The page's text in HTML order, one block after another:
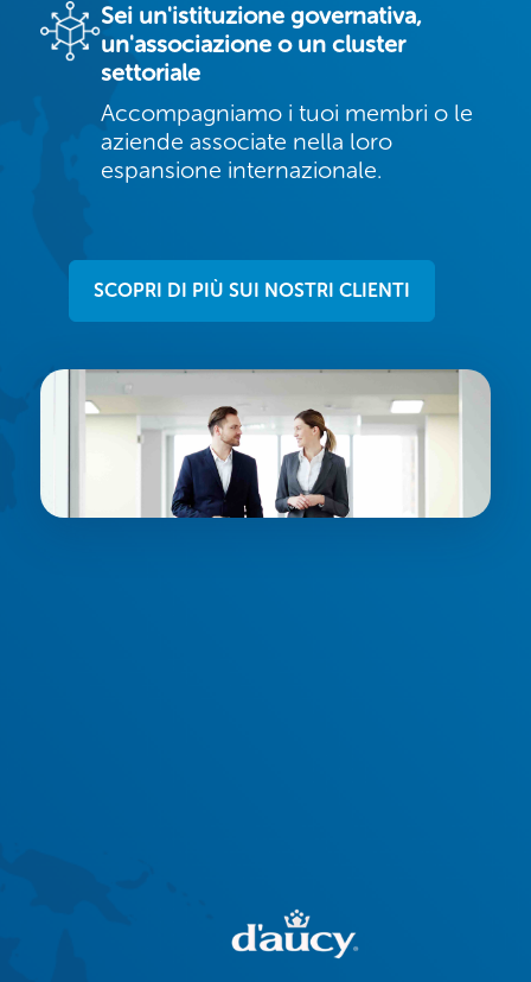
Sei un'istituzione governativa,
un'associazione o un cluster
settoriale
Accompagniamo i tuoi membri o le
aziende associate nella loro
espansione internazionale.
SCOPRI DI PIÙ SUI NOSTRI CLIENTI